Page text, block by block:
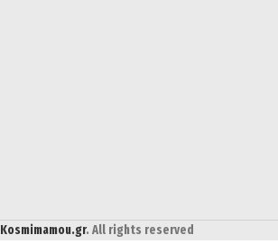
Kosmimamou.gr. All rights reserved